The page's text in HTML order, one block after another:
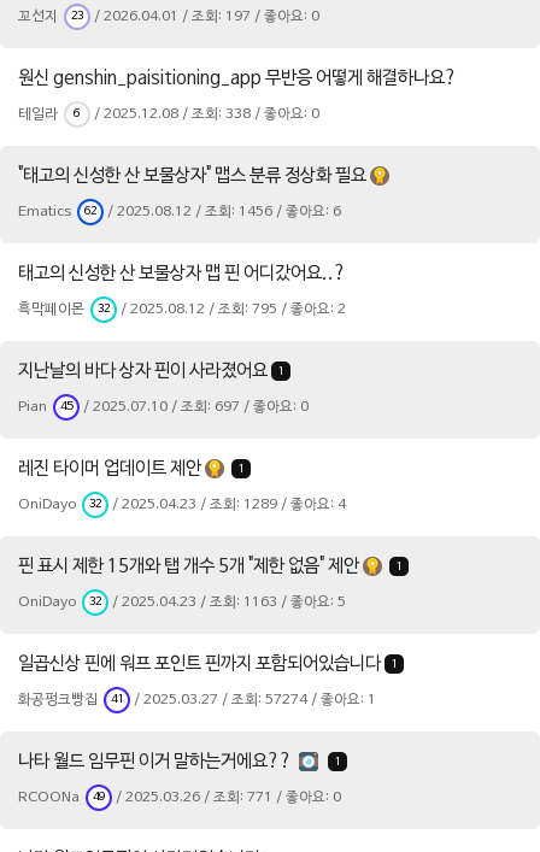
꼬선지 23 / 2026.04.01 / 조회: 197 / 좋아요: 0
원신 genshin_paisitioning_app 무반응 어떻게 해결하나요?
테일라 6 / 2025.12.08 / 조회: 338 / 좋아요: 0
"태고의 신성한 산 보물상자" 맵스 분류 정상화 필요
Ematics 62 / 2025.08.12 / 조회: 1456 / 좋아요: 6
태고의 신성한 산 보물상자 맵 핀 어디갔어요..?
흑막페이몬 32 / 2025.08.12 / 조회: 795 / 좋아요: 2
지난날의 바다 상자 핀이 사라졌어요 1
Pian 45 / 2025.07.10 / 조회: 697 / 좋아요: 0
레진 타이머 업데이트 제안 1
OniDayo 32 / 2025.04.23 / 조회: 1289 / 좋아요: 4
핀 표시 제한 15개와 탭 개수 5개 "제한 없음" 제안 1
OniDayo 32 / 2025.04.23 / 조회: 1163 / 좋아요: 5
일곱신상 핀에 워프 포인트 핀까지 포함되어있습니다 1
화공펑크빵집 41 / 2025.03.27 / 조회: 57274 / 좋아요: 1
나타 월드 임무핀 이거 말하는거에요?? 1
RCOONa 49 / 2025.03.26 / 조회: 771 / 좋아요: 0